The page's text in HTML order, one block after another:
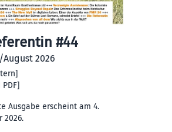
#44
2026
]
]
Ausgabe erscheint am 4.
2026.